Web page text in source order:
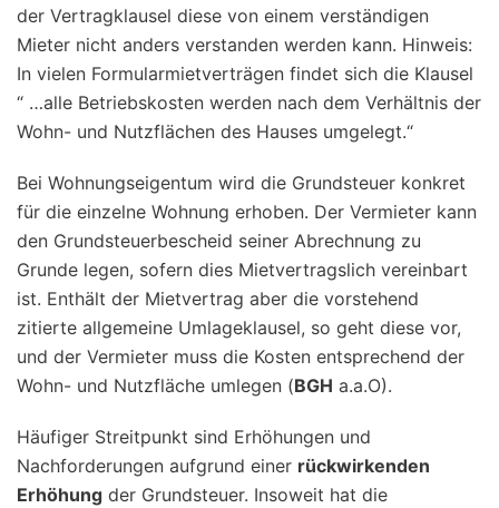
der Vertragklausel diese von einem verständigen
Mieter nicht anders verstanden werden kann. Hinweis:
In vielen Formularmietverträgen findet sich die Klausel
“ …alle Betriebskosten werden nach dem Verhältnis der
Wohn- und Nutzflächen des Hauses umgelegt.“
Bei Wohnungseigentum wird die Grundsteuer konkret
für die einzelne Wohnung erhoben. Der Vermieter kann
den Grundsteuerbescheid seiner Abrechnung zu
Grunde legen, sofern dies Mietvertragslich vereinbart
ist. Enthält der Mietvertrag aber die vorstehend
zitierte allgemeine Umlageklausel, so geht diese vor,
und der Vermieter muss die Kosten entsprechend der
Wohn- und Nutzfläche umlegen (BGH a.a.O).
Häufiger Streitpunkt sind Erhöhungen und
Nachforderungen aufgrund einer rückwirkenden
Erhöhung der Grundsteuer. Insoweit hat die